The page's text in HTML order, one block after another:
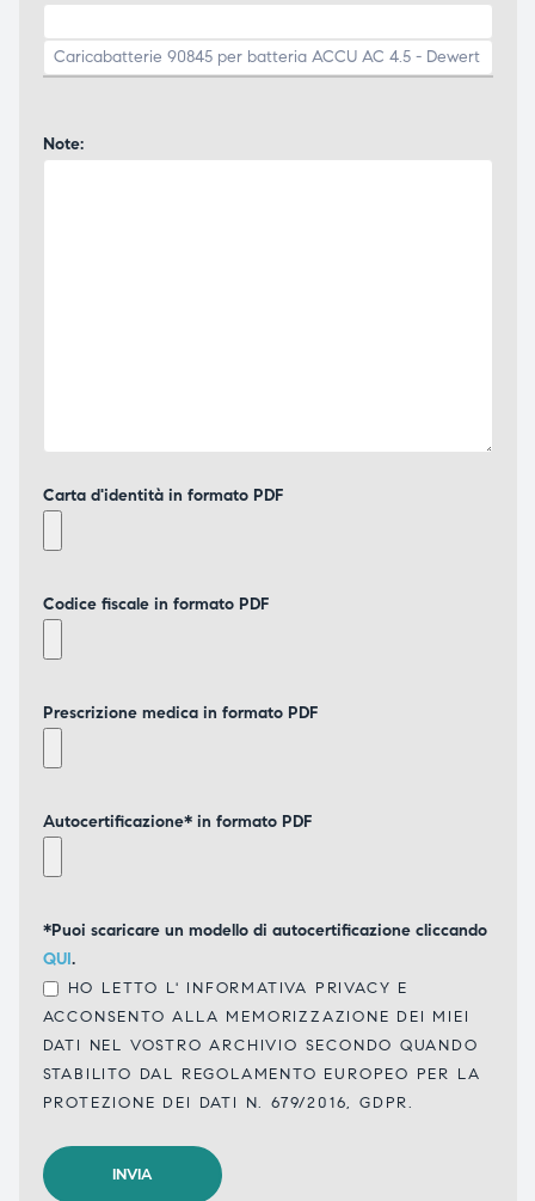
Note:
Carta d'identità in formato PDF
Codice fiscale in formato PDF
Prescrizione medica in formato PDF
Autocertificazione* in formato PDF
*Puoi scaricare un modello di autocertificazione cliccando
QUI.
HO LETTO L' INFORMATIVA PRIVACY E
ACCONSENTO ALLA MEMORIZZAZIONE DEI MIEI
DATI NEL VOSTRO ARCHIVIO SECONDO QUANDO
STABILITO DAL REGOLAMENTO EUROPEO PER LA
PROTEZIONE DEI DATI N. 679/2016, GDPR.